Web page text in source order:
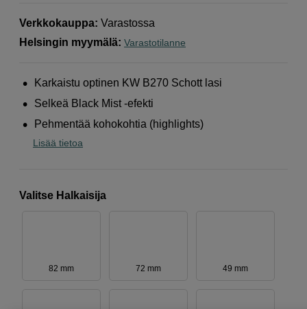
Verkkokauppa: Varastossa
Helsingin myymälä: Varastotilanne
Karkaistu optinen KW B270 Schott lasi
Selkeä Black Mist -efekti
Pehmentää kohokohtia (highlights)
Lisää tietoa
Valitse Halkaisija
82 mm 72 mm 49 mm